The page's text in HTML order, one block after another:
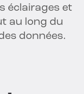
éclairages et
au long du
données.